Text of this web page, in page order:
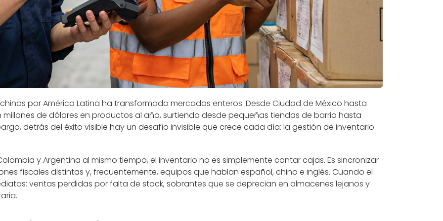
por América Latina ha transformado mercados enteros. Desde Ciudad de México hasta
millones de dólares en productos al año, surtiendo desde pequeñas tiendas de barrio hasta
detrás del éxito visible hay un desafío invisible que crece cada día: la gestión de inventario
y Argentina al mismo tiempo, el inventario no es simplemente contar cajas. Es sincronizar
fiscales distintas y, frecuentemente, equipos que hablan español, chino e inglés. Cuando el
ventas perdidas por falta de stock, sobrantes que se deprecian en almacenes lejanos y